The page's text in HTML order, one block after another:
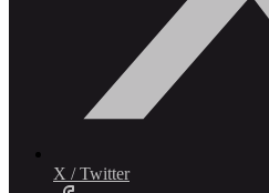
X / Twitter